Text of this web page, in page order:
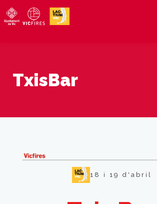
TxisBar
18 i 19 d'abril